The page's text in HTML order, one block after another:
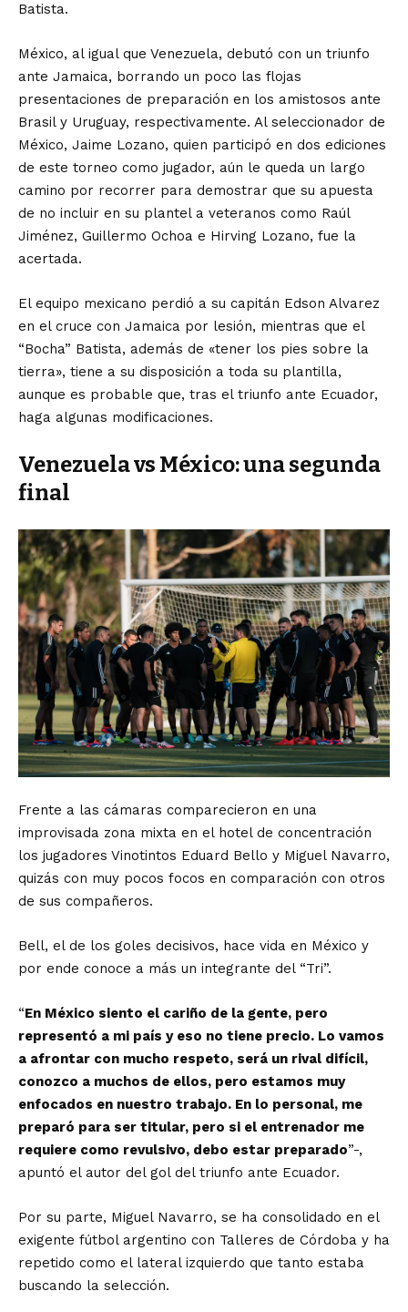
Batista.
México, al igual que Venezuela, debutó con un triunfo
ante Jamaica, borrando un poco las flojas
presentaciones de preparación en los amistosos ante
Brasil y Uruguay, respectivamente. Al seleccionador de
México, Jaime Lozano, quien participó en dos ediciones
de este torneo como jugador, aún le queda un largo
camino por recorrer para demostrar que su apuesta
de no incluir en su plantel a veteranos como Raúl
Jiménez, Guillermo Ochoa e Hirving Lozano, fue la
acertada.
El equipo mexicano perdió a su capitán Edson Alvarez
en el cruce con Jamaica por lesión, mientras que el
“Bocha” Batista, además de «tener los pies sobre la
tierra», tiene a su disposición a toda su plantilla,
aunque es probable que, tras el triunfo ante Ecuador,
haga algunas modificaciones.
Venezuela vs México:una segunda
final
Frente a las cámaras comparecieron en una
improvisada zona mixta en el hotel de concentración
los jugadores Vinotintos Eduard Bello y Miguel Navarro,
quizás con muy pocos focos en comparación con otros
de sus compañeros.
Bell, el de los goles decisivos, hace vida en México y
por ende conoce a más un integrante del “Tri”.
“En México siento el cariño de la gente, pero
representó a mi país y eso no tiene precio. Lo vamos
a afrontar con mucho respeto, será un rival difícil,
conozco a muchos de ellos, pero estamos muy
enfocados en nuestro trabajo. En lo personal, me
preparó para ser titular, pero si el entrenador me
requiere como revulsivo, debo estar preparado”-,
apuntó el autor del gol del triunfo ante Ecuador.
Por su parte, Miguel Navarro, se ha consolidado en el
exigente fútbol argentino con Talleres de Córdoba y ha
repetido como el lateral izquierdo que tanto estaba
buscando la selección.